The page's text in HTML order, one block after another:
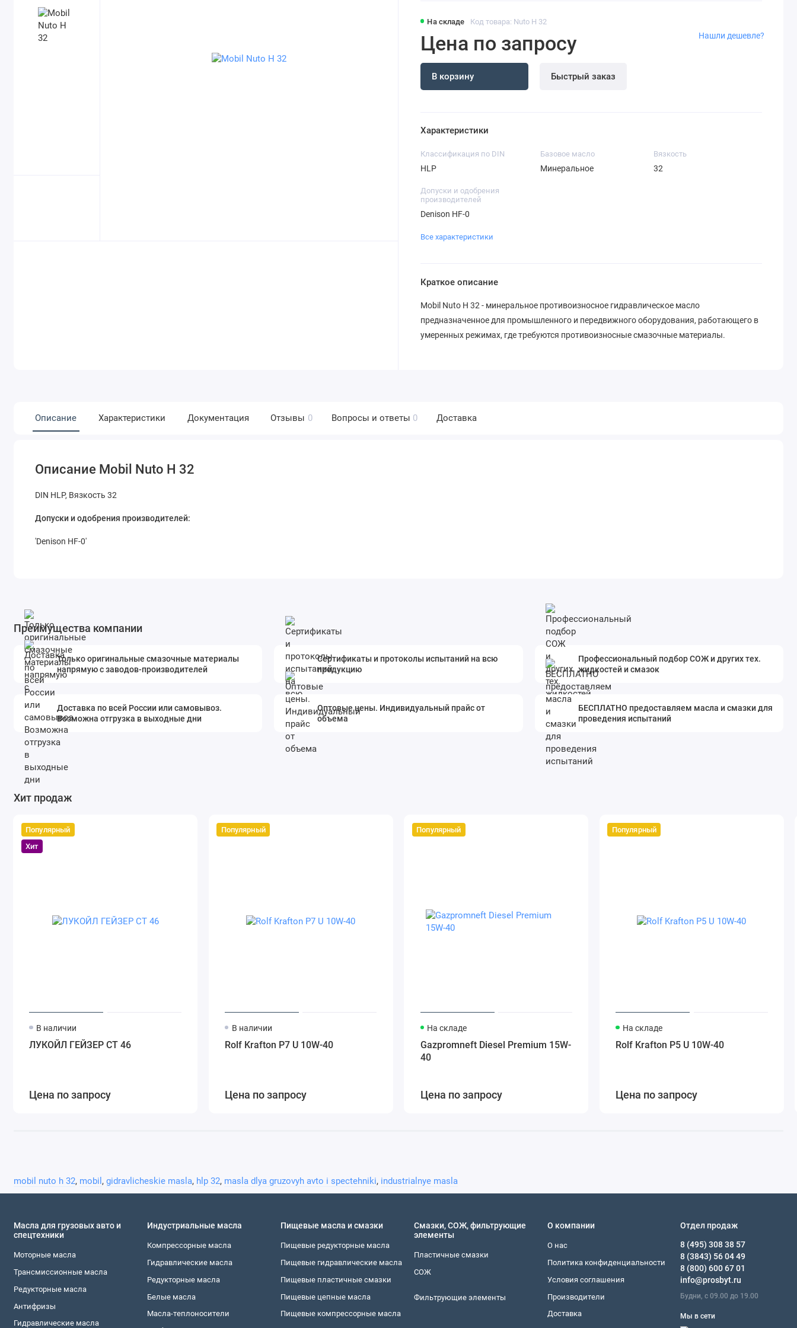
На складе Код товара: Nuto H 32
Цена по запросу
В корзину Быстрый заказ
Нашли дешевле?
Характеристики
Классификация по DIN
HLP
Базовое масло
Минеральное
Вязкость
32
Допуски и одобрения
производителей
Denison HF-0
Все характеристики
Краткое описание
Mobil Nuto H 32 - минеральное противоизносное гидравлическое масло
предназначенное для промышленного и передвижного оборудования, работающего в
умеренных режимах, где требуются противоизносные смазочные материалы.
Описание Характеристики Документация Отзывы 0 Вопросы и ответы 0 Доставка
Описание Mobil Nuto H 32
DIN HLP, Вязкость 32
Допуски и одобрения производителей:
'Denison HF-0'
Преимущества компании
Только оригинальные смазочные материалы
напрямую с заводов-производителей
Сертификаты и протоколы испытаний на всю
продукцию
Профессиональный подбор СОЖ и других тех.
жидкостей и смазок
Доставка по всей России или самовывоз.
Возможна отгрузка в выходные дни
Оптовые цены. Индивидуальный прайс от
объема
БЕСПЛАТНО предоставляем масла и смазки для
проведения испытаний
Хит продаж
Популярный
Хит
В наличии
ЛУКОЙЛ ГЕЙЗЕР СТ 46
Цена по запросу
Популярный
В наличии
Rolf Krafton P7 U 10W-40
Цена по запросу
Популярный
На складе
Gazpromneft Diesel Premium 15W-
40
Цена по запросу
Популярный
На складе
Rolf Krafton P5 U 10W-40
Цена по запросу
mobil nuto h 32, mobil , gidravlicheskie masla, hlp 32, masla dlya gruzovyh avto i spectehniki, industrialnye masla
Масла для грузовых авто и
спецтехники
Моторные масла
Трансмиссионные масла
Редукторные масла
Антифризы
Гидравлические масла
Индустриальные масла
Компреccорные масла
Гидравлическиe масла
Редукторные масла
Белые масла
Масла-теплоносители
Пищевые масла и смазки
Пищевые редукторные масла
Пищевые гидравлические масла
Пищевые пластичные смазки
Пищевые цепные масла
Пищевые компрессорные масла
Смазки, СОЖ, фильтрующие
элементы
Пластичные смазки
СОЖ
Фильтрующие элементы
О компании
О нас
Политика конфиденциальности
Условия соглашения
Производители
Доставка
Отдел продаж
8 (495) 308 38 57
8 (3843) 56 04 49
8 (800) 600 67 01
info@prosbyt.ru
Будни, с 09.00 до 19.00
Мы в сети